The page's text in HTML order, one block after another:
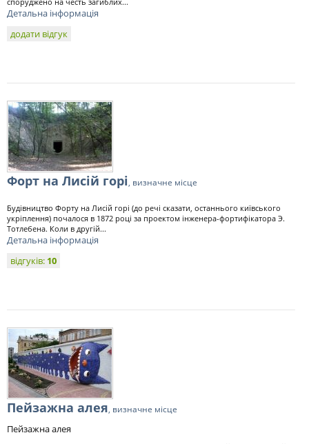
Детальна інформація
додати відгук
Форт на Лисій горі, визначне місце
Будівництво Форту на Лисій горі (до речі сказати, останнього київського
укріплення) почалося в 1872 році за проектом інженера-фортифікатора Э.
Тотлебена. Коли в другій...
Детальна інформація
відгуків: 10
Пейзажна алея, визначне місце
Пейзажна алея